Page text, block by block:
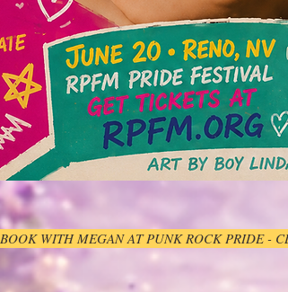
BOOK WITH MEGAN AT PUNK ROCK PRIDE -